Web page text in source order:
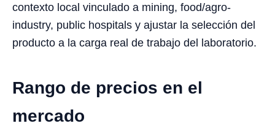
contexto local vinculado a mining, food/agro-
industry, public hospitals y ajustar la selección del
producto a la carga real de trabajo del laboratorio.
Rango de precios en el
mercado